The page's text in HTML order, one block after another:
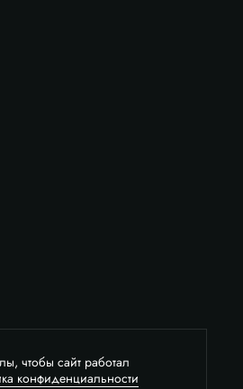
чтобы сайт работал
конфиденциальности